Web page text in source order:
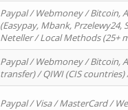
Paypal / Webmoney / Bitcoin,
(Easypay, Mbank,
Neteller / Local Methods (25+
Paypal / Webmoney / Bitcoin,
transfer) / QIWI (CIS
Paypal / Visa / MasterCard /